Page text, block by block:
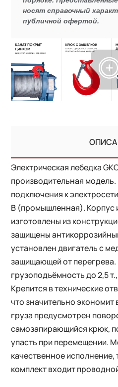
носят справочный
публичной офертой.
Электрическая лебедка
производительная
подключения к
В (промышленная). Корпус
изготовлены из
защищены
установлен двигатель с
защищающей от
грузоподъёмность до 2,5
Крепится в технические
что значительно
груза предусмотрен
самозапирающийся крюк,
упасть при перемещении.
качественное исполнение,
комплект входит